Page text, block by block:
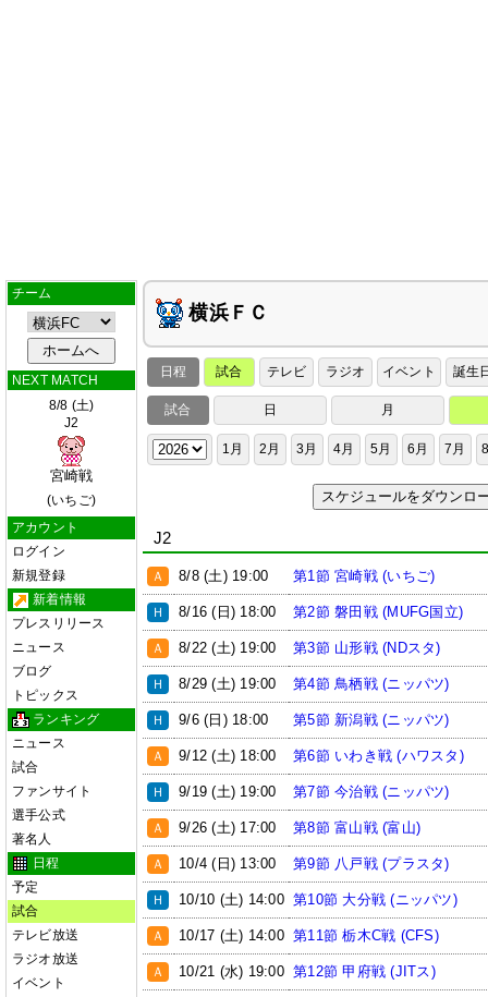
チーム
NEXT MATCH
8/8 (土)
J2
宮崎戦
(いちご)
アカウント
ログイン
新規登録
新着情報
プレスリリース
ニュース
ブログ
トピックス
ランキング
ニュース
試合
ファンサイト
選手公式
著名人
日程
予定
試合
テレビ放送
ラジオ放送
イベント
横浜ＦＣ
日程 試合 テレビ ラジオ イベント 誕生
試合 日 月
1月 2月 3月 4月 5月 6月 7月
スケジュールをダウンロ
J2
Ａ 8/8 (土) 19:00 第1節 宮崎戦 (いちご)
Ｈ 8/16 (日) 18:00 第2節 磐田戦 (MUFG国立)
Ａ 8/22 (土) 19:00 第3節 山形戦 (NDスタ)
Ｈ 8/29 (土) 19:00 第4節 鳥栖戦 (ニッパツ)
Ｈ 9/6 (日) 18:00 第5節 新潟戦 (ニッパツ)
Ａ 9/12 (土) 18:00 第6節 いわき戦 (ハワスタ)
Ｈ 9/19 (土) 19:00 第7節 今治戦 (ニッパツ)
Ａ 9/26 (土) 17:00 第8節 富山戦 (富山)
Ａ 10/4 (日) 13:00 第9節 八戸戦 (プラスタ)
Ｈ 10/10 (土) 14:00 第10節 大分戦 (ニッパツ)
Ａ 10/17 (土) 14:00 第11節 栃木C戦 (CFS)
Ａ 10/21 (水) 19:00 第12節 甲府戦 (JITス)